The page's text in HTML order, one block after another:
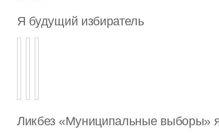
Я будущий избиратель
Ликбез «Муниципальные выборы»